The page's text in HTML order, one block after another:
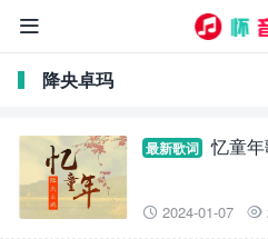

降央卓玛
最新歌词 忆童
 2024-01-07 